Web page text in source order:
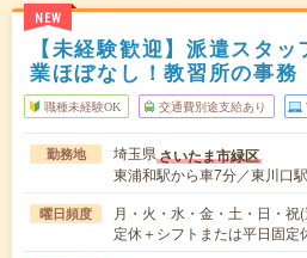
NEW
【未経験歓迎】派遣スタ
業ほぼなし！教習所の事務
職種未経験OK 交通費別途支給あり
勤務地 埼玉県さいたま市緑区
東浦和駅から車7分／東川口
曜日頻度
月・火・水・金・土・日・
定休＋シフトまたは平日固定